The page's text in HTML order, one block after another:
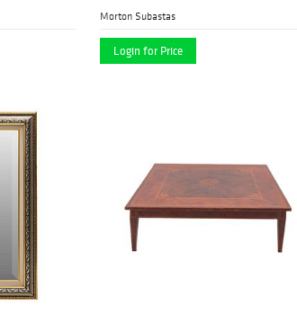
Morton Subastas
Login for Price